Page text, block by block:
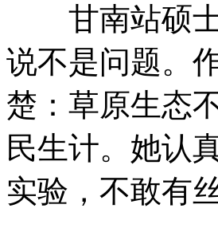
甘南站硕士
说不是问题。
楚：草原生态
民生计。她认
实验，不敢有